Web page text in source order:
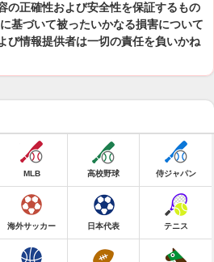
の正確性および安全性を保証するもの
基づいて被ったいかなる損害について
び情報提供者は一切の責任を負いかね
MLB 高校野球 侍ジャパン
海外サッカー 日本代表 テニス